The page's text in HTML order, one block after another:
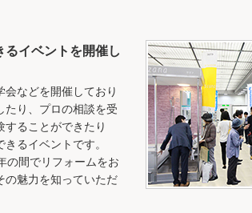
るイベントを開催し
などを開催しており
たり、プロの相談を受
ることができたり
るイベントです。
の間でリフォームをお
の魅力を知っていただ